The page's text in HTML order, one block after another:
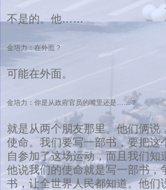
不是的。他……
金培力：在外面？
可能在外面。
金培力：你是从政府官员的嘴里还是……？
就是从两个朋友那里。他们俩说
使命。我们要写一部书，要把这
自参加了这场运动，而且我们知
他说我们的使命就是写一部书，
书，让全世界人民都知道。他们